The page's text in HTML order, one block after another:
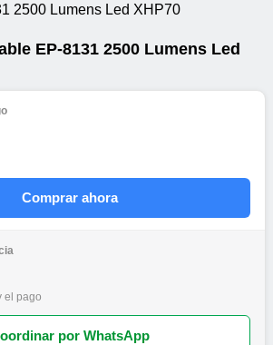
2500 Lumens Led XHP70
EP-8131 2500 Lumens Led
Comprar ahora
el pago
por WhatsApp